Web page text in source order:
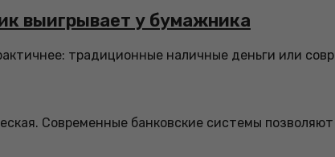
выигрывает у бумажника
традиционные наличные деньги или
Современные банковские системы